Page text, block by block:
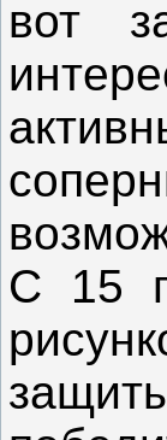
вот
С 15